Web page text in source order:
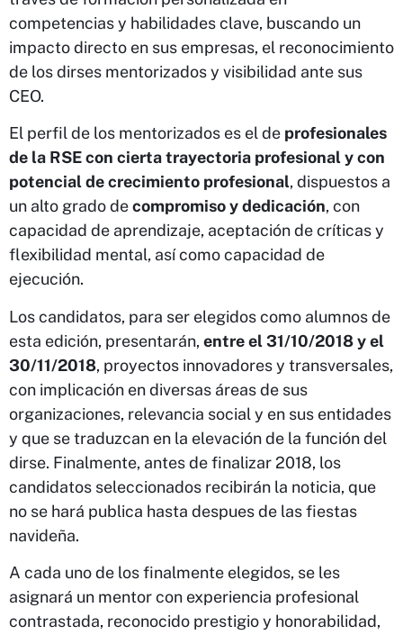
competencias y habilidades clave, buscando un
impacto directo en sus empresas, el reconocimiento
de los dirses mentorizados y visibilidad ante sus
CEO.
El perfil de los mentorizados es el de profesionales
de la RSE con cierta trayectoria profesional y con
potencial de crecimiento profesional, dispuestos a
un alto grado decompromiso y dedicación, con
capacidad de aprendizaje, aceptación de críticas y
flexibilidad mental, así como capacidad de
ejecución.
Los candidatos, para ser elegidos como alumnos de
esta edición, presentarán, entre el 31/10/2018 y el
30/11/2018, proyectos innovadores y transversales,
con implicación en diversas áreas de sus
organizaciones, relevancia social y en sus entidades
y que se traduzcan en la elevación de la función del
dirse. Finalmente, antes de finalizar 2018, los
candidatos seleccionados recibirán la noticia, que
no se hará publica hasta despues de las fiestas
navideña.
A cada uno de los finalmente elegidos, se les
asignará un mentor con experiencia profesional
contrastada, reconocido prestigio y honorabilidad,